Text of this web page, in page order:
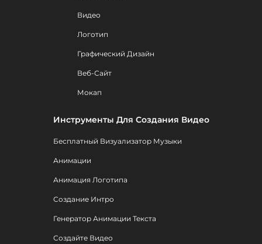
Видео
Логотип
Графический Дизайн
Веб-Сайт
Мокап
Инструменты Для Создания Видео
Бесплатный Визуализатор Музыки
Анимации
Анимация Логотипа
Создание Интро
Генератор Анимации Текста
Создайте Видео